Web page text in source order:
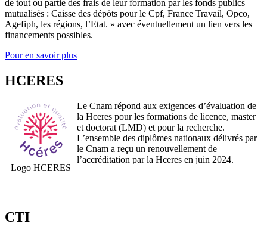
de tout ou partie des frais de leur formation par les fonds publics
mutualisés : Caisse des dépôts pour le Cpf, France Travail, Opco,
Agefiph, les régions, l’Etat. » avec éventuellement un lien vers les
financements possibles.
Pour en savoir plus
HCERES
Logo HCERES
Le Cnam répond aux exigences d’évaluation de
la Hceres pour les formations de licence, master
et doctorat (LMD) et pour la recherche.
L’ensemble des diplômes nationaux délivrés par
le Cnam a reçu un renouvellement de
l’accréditation par la Hceres en juin 2024.
CTI